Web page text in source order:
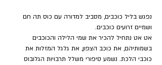
נפגש בליל כוכבים, מסביב למדורה עם כוס תה חם
ושמיים זרועים כוכבים.
אט אט נתחיל להכיר את שמי הלילה והכוכבים
בשמותיהם, את כוכב הצפון, את גלגל המזלות את
כוכבי הלכת. נשמע סיפורי משלל תרבויות הגלובוס